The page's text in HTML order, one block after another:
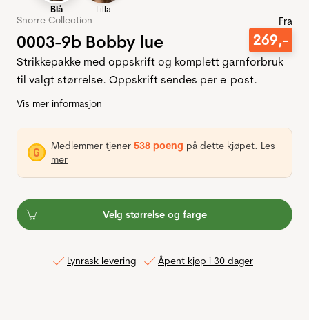
Blå Lilla
Snorre Collection
0003-9b Bobby lue
Fra
269,-
Strikkepakke med oppskrift og komplett garnforbruk
til valgt størrelse. Oppskrift sendes per e-post.
Vis mer informasjon
Medlemmer tjener 538 poeng på dette kjøpet. Les
mer
Velg størrelse og farge
Lynrask levering Åpent kjøp i 30 dager